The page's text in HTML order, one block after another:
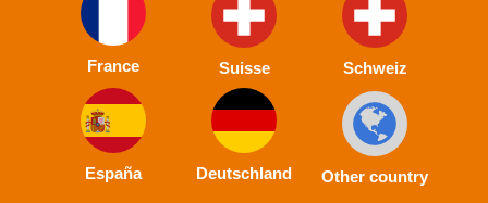
France Suisse Schweiz
España Deutschland Other country